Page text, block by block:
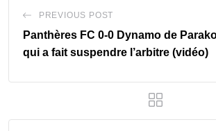
PREVIOUS POST
Panthères FC 0-0 Dynamo de
qui a fait suspendre l’arbitre (vidéo)